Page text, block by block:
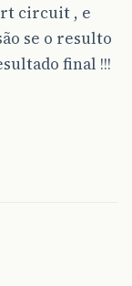
circuit , e
se o resulto
final !!!